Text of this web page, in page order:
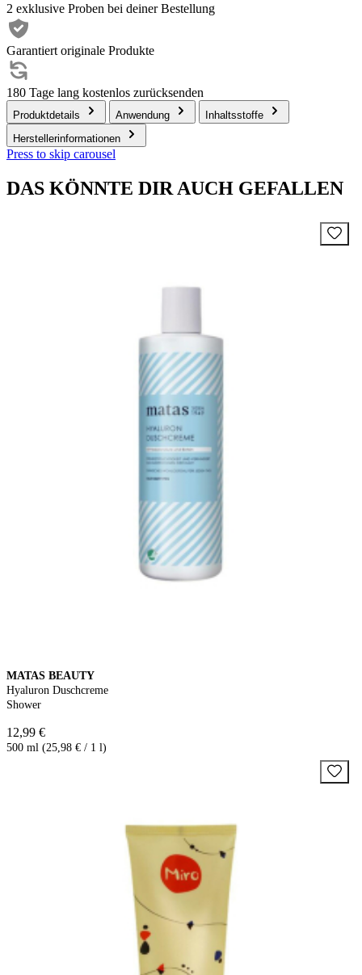
2 exklusive Proben bei deiner Bestellung
Garantiert originale Produkte
180 Tage lang kostenlos zurücksenden
Produktdetails Anwendung
Inhaltsstoffe
Herstellerinformationen
Press to skip carousel
DAS KÖNNTE DIR AUCH GEFALLEN
MATAS BEAUTY
Hyaluron Duschcreme
Shower
12,99 €
500 ml (25,98 € / 1 l)